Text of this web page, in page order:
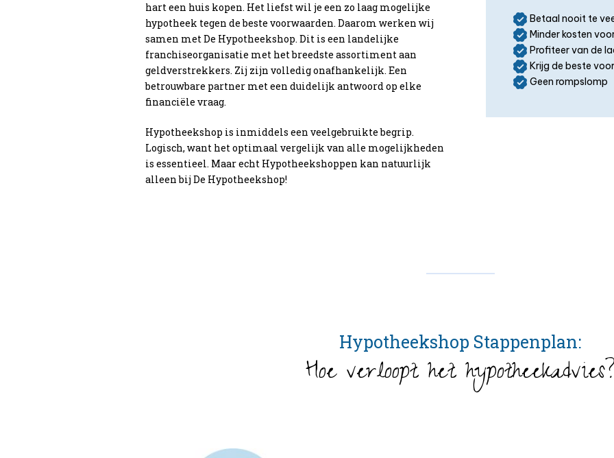
hart een huis kopen. Het liefst wil je een zo laag mogelijke
hypotheek tegen de beste voorwaarden. Daarom werken wij
samen met De Hypotheekshop. Dit is een landelijke
franchiseorganisatie met het breedste assortiment aan
geldverstrekkers. Zij zijn volledig onafhankelijk. Een
betrouwbare partner met een duidelijk antwoord op elke
financiële vraag.
Hypotheekshop is inmiddels een veelgebruikte begrip.
Logisch, want het optimaal vergelijk van alle mogelijkheden
is essentieel. Maar echt Hypotheekshoppen kan natuurlijk
alleen bij De Hypotheekshop!
Betaal nooit te
Minder kosten
Profiteer van de
Krijg de beste
Geen rompslomp
Hoe verloopt het hypotheekadvies?
Hypotheekshop Stappenplan: